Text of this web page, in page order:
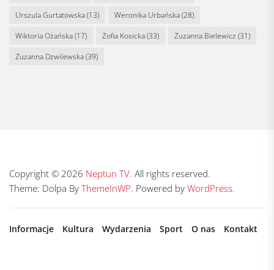
Urszula Gurtatowska(13) Weronika Urbańska(28)
Wiktoria Ożańska(17) Zofia Kosicka(33) Zuzanna Bielewicz (31)
Zuzanna Dzwilewska(39)
Copyright © 2026 Neptun TV. All rights reserved.
Theme: Dolpa By ThemeInWP. Powered by WordPress.
Informacje Kultura Wydarzenia Sport O nas Kontakt